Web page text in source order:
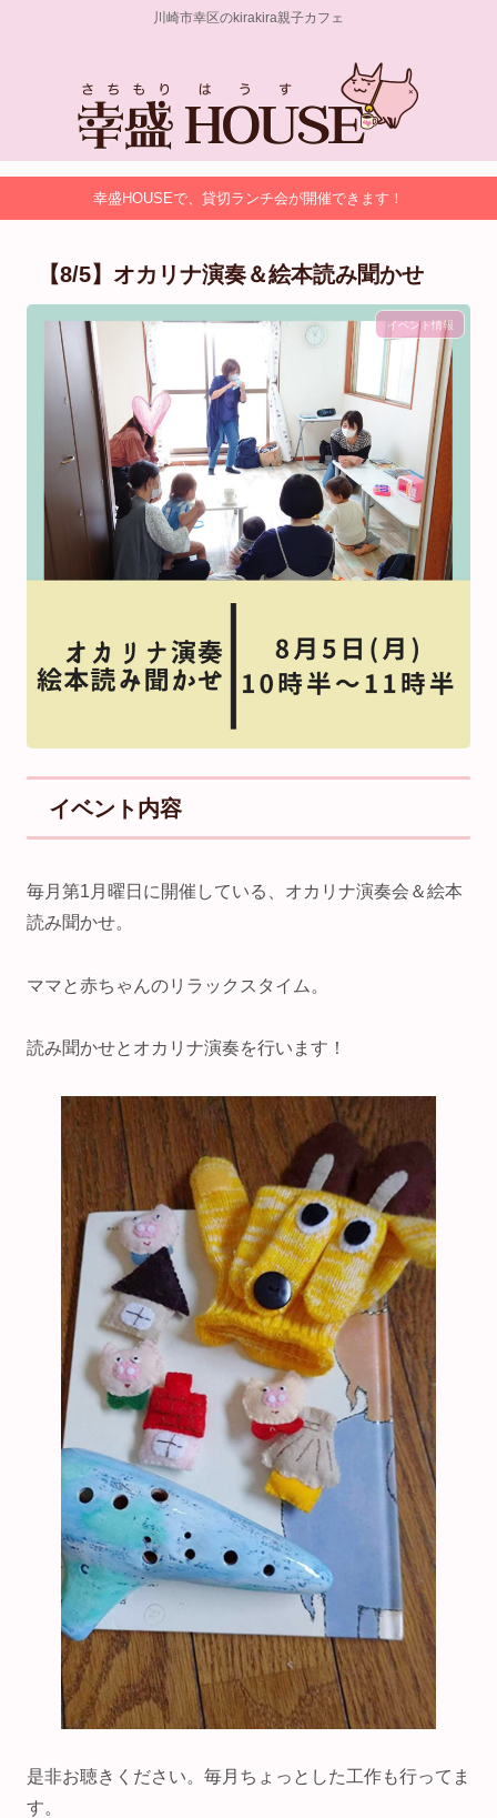
川崎市幸区のkirakira親子カフェ
幸盛HOUSEで、貸切ランチ会が開催できます！
【8/5】オカリナ演奏＆絵本読み聞かせ
イベント情報
イベント内容
毎月第1月曜日に開催している、オカリナ演奏会＆絵本
読み聞かせ。
ママと赤ちゃんのリラックスタイム。
読み聞かせとオカリナ演奏を行います！
是非お聴きください。毎月ちょっとした工作も行ってま
す。